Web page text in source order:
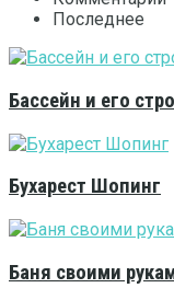
Последнее
Бассейн и его
Бухарест Шопинг
Баня своими